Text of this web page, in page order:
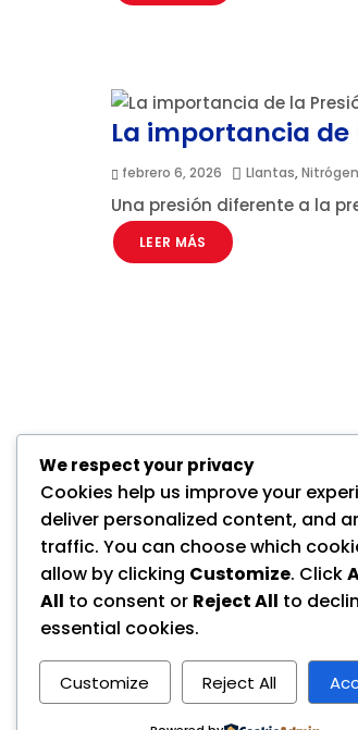
La importancia de
febrero 6, 2026 Llantas,
Una presión diferente a la
LEER MÁS
Nosotros
TSM
Ubicaciones
Flotas
Servicios
Productos
We respect your privacy
Cookies help us improve your
deliver personalized content, and
traffic. You can choose which
allow by clicking Customize. Click
All to consent or Reject All to
essential cookies.
Customize Reject All